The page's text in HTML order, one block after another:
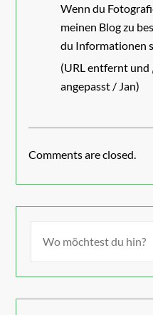
Wenn du
meinen Blog zu
du Informationen
(URL entfernt und
angepasst / Jan)
Comments are closed.